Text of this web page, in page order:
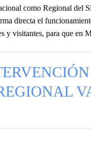
como Regional del
directa el
y visitantes, para que en